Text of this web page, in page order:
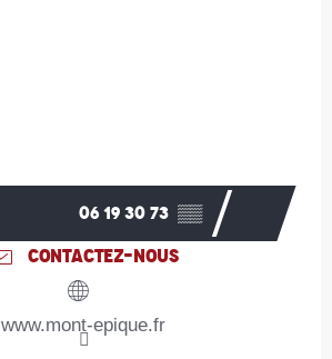
06 19 30 73 ▒▒
CONTACTEZ-NOUS
www.mont-epique.fr